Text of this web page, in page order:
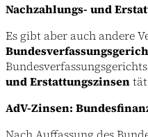
Nachzahlungs- und
Es gibt aber auch andere
und Erstattungszinsen
AdV-Zinsen: